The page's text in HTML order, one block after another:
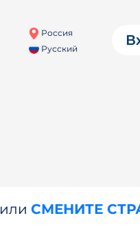
Россия
Русский
или СМЕНИТЕ